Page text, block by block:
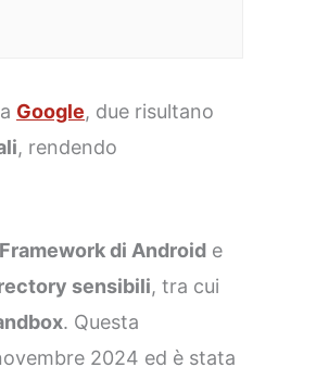
Google, due risultano
, rendendo
Framework di Android e
sensibili, tra cui
. Questa
2024 ed è stata